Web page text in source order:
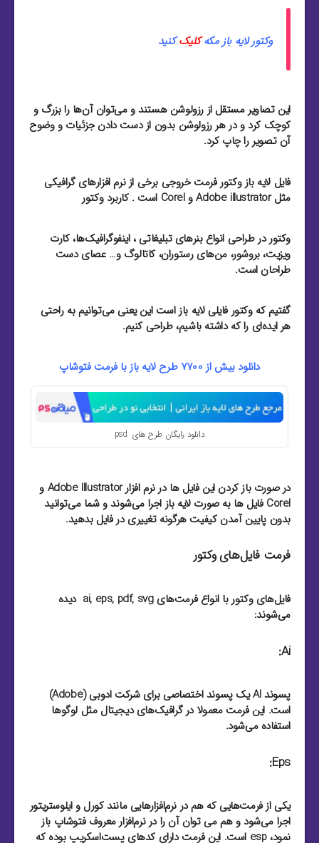
وکتور لایه باز مکهکلیککنید
این تصاویر مستقل از رزولوشن هستند و می‌توان آن‌ها را بزرگ و
کوچک کرد و در هر رزولوشن بدون از دست دادن جزئیات و وضوح
آن تصویر را چاپ کرد.
فایل لایه باز وکتور فرمت خروجی برخی از نرم افزار‌های گرافیکی
مثل Adobe illustrator و Corel است . کاربرد وکتور
وکتور در طراحی انواع بنرهای تبلیغاتی ، اینفوگرافیک‌ها، کارت
ویزیت‌، بروشور‌، من‌های رستوران‌، کاتالوگ و… عصای دست
طراحان است.
گفتیم که وکتور فایلی لایه باز است این یعنی می‌توانیم به راحتی
هر ایده‌ای را که داشته باشیم، طراحی کنیم.
دانلود بیش از 7700 طرح لایه باز با فرمت فتوشاپ
دانلود رایگان طرح های psd
در صورت باز کردن این فایل ها در نرم افزار Adobe Illustrator و
Corel فایل ها به صورت لایه باز اجرا می‌شوند و شما می‌توانید
بدون پایین آمدن کیفیت هرگونه تغییری در فایل بدهید.
فرمت فایل‌های وکتور
فایل‌های وکتور با انواع فرمت‌های ai, eps, pdf, svg دیده
می‌شوند:
Ai:
پسوند AI یک پسوند اختصاصی برای شرکت ادوبی (Adobe)
است. این فرمت معمولا در گرافیک‌های دیجیتال مثل لوگو‌ها
استفاده می‌شود.
Eps:
یکی از فرمت‌هایی که هم در نرم‌افزار‌هایی مانند کورل و ایلوستریتور
اجرا می‌شود و هم می توان آن را در نرم‌افزار معروف فتوشاپ باز
نمود، esp است. این فرمت دارای کد‌های پست‌اسکریپ بوده که